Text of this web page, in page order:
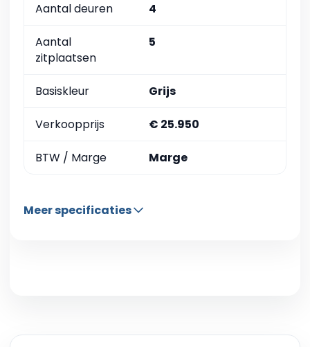
Aantal deuren 4
Aantal
zitplaatsen
5
Basiskleur Grijs
Verkoopprijs € 25.950
BTW / Marge Marge
Meer specificaties